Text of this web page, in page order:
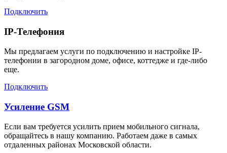
Подключить
IP-Телефония
Мы предлагаем услуги по подключению и настройке IP-
телефонии в загородном доме, офисе, коттедже и где-либо
еще.
Подключить
Усиление GSM
Если вам требуется усилить прием мобильного сигнала,
обращайтесь в нашу компанию. Работаем даже в самых
отдаленных районах Московской области.